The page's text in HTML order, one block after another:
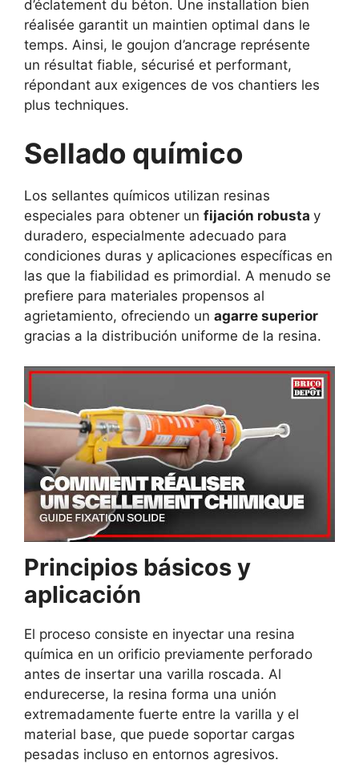
d’éclatement du béton. Une installation bien
réalisée garantit un maintien optimal dans le
temps. Ainsi, le goujon d’ancrage représente
un résultat fiable, sécurisé et performant,
répondant aux exigences de vos chantiers les
plus techniques.
Sellado químico
Los sellantes químicos utilizan resinas
especiales para obtener un fijación robusta y
duradero, especialmente adecuado para
condiciones duras y aplicaciones específicas en
las que la fiabilidad es primordial. A menudo se
prefiere para materiales propensos al
agrietamiento, ofreciendo un agarre superior
gracias a la distribución uniforme de la resina.
Principios básicos y
aplicación
El proceso consiste en inyectar una resina
química en un orificio previamente perforado
antes de insertar una varilla roscada. Al
endurecerse, la resina forma una unión
extremadamente fuerte entre la varilla y el
material base, que puede soportar cargas
pesadas incluso en entornos agresivos.